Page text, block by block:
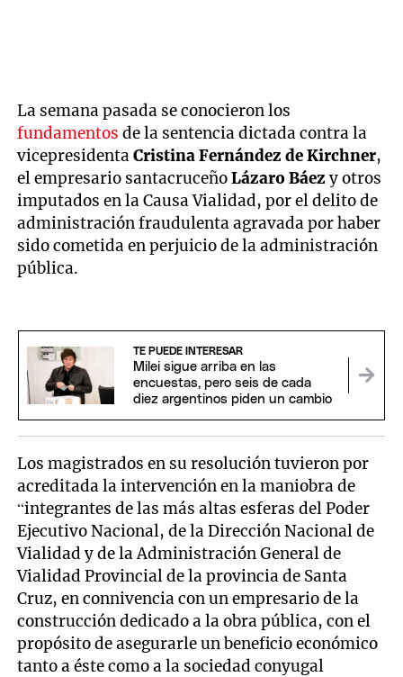
La semana pasada se conocieron los
fundamentos de la sentencia dictada contra la
vicepresidentaCristina Fernández de Kirchner,
el empresario santacruceñoLázaro Báez y otros
imputados en la Causa Vialidad, por el delito de
administración fraudulenta agravada por haber
sido cometida en perjuicio de la administración
pública.
TE PUEDE INTERESAR
Milei sigue arriba en las
encuestas, pero seis de cada
diez argentinos piden un cambio
Los magistrados en su resolución tuvieron por
acreditada la intervención en la maniobra de
“integrantes de las más altas esferas del Poder
Ejecutivo Nacional, de la Dirección Nacional de
Vialidad y de la Administración General de
Vialidad Provincial de la provincia de Santa
Cruz, en connivencia con un empresario de la
construcción dedicado a la obra pública, con el
propósito de asegurarle un beneficio económico
tanto a éste como a la sociedad conyugal